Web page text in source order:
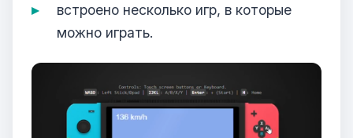
встроено несколько игр, в которые
можно играть.